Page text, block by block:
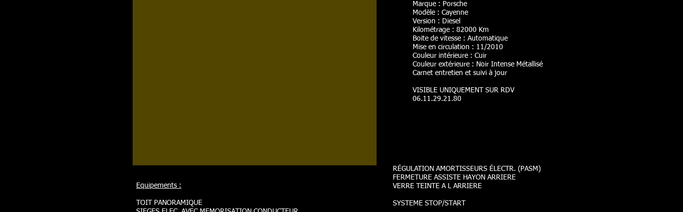
Equipements :
TOIT PANORAMIQUE
Marque : Porsche
Modèle : Cayenne
Version : Diesel
Kilométrage : 82000 Km
Boite de vitesse : Automatique
Mise en circulation : 11/2010
Couleur intérieure : Cuir
Couleur extérieure : Noir Intense Métallisé
Carnet entretien et suivi à jour
VISIBLE UNIQUEMENT SUR RDV
06.11.29.21.80
RÉGULATION AMORTISSEURS ÉLECTR. (PASM)
FERMETURE ASSISTE HAYON ARRIERE
VERRE TEINTE A L ARRIERE
SYSTEME STOP/START